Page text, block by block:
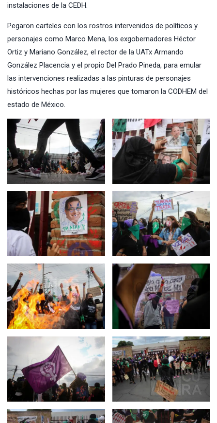
instalaciones de la CEDH.
Pegaron carteles con los rostros intervenidos de políticos y
personajes como Marco Mena, los exgobernadores Héctor
Ortiz y Mariano González, el rector de la UATx Armando
González Placencia y el propio Del Prado Pineda, para emular
las intervenciones realizadas a las pinturas de personajes
históricos hechas por las mujeres que tomaron la CODHEM del
estado de México.